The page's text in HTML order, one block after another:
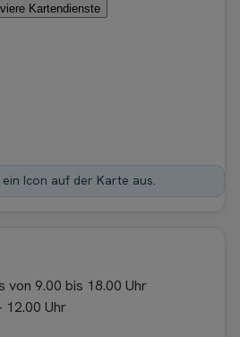
Kartendienste
Icon auf der Karte aus.
von 9.00 bis 18.00 Uhr
12.00 Uhr